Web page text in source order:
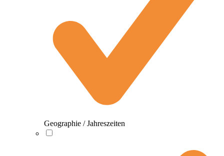
Geographie / Jahreszeiten